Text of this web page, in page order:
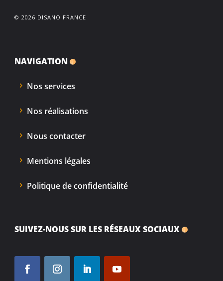
© 2026 DISANO FRANCE
NAVIGATION
Nos services
Nos réalisations
Nous contacter
Mentions légales
Politique de confidentialité
SUIVEZ-NOUS SUR LES RÉSEAUX SOCIAUX